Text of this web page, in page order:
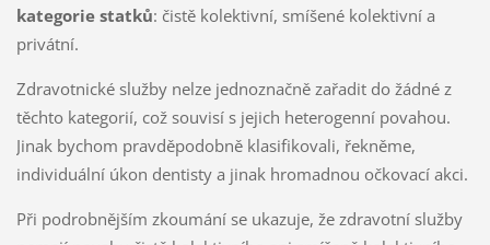
kategorie statků: čistě kolektivní, smíšené kolektivní a
privátní.
Zdravotnické služby nelze jednoznačně zařadit do žádné z
těchto kategorií, což souvisí s jejich heterogenní povahou.
Jinak bychom pravděpodobně klasifikovali, řekněme,
individuální úkon dentisty a jinak hromadnou očkovací akci.
Při podrobnějším zkoumání se ukazuje, že zdravotní služby